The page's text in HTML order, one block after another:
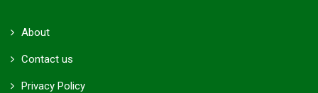
About
Contact us
Privacy Policy